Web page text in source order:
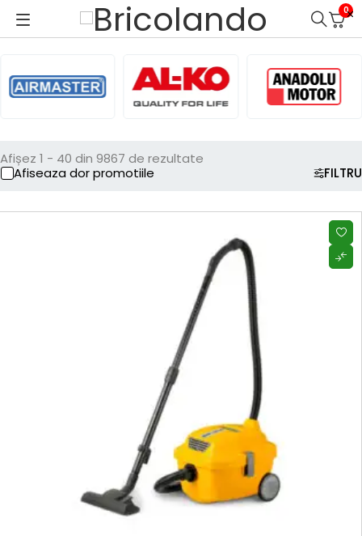
0
FILTRU
Afișez 1 - 40 din 9867 de rezultate
Afiseaza dor promotiile